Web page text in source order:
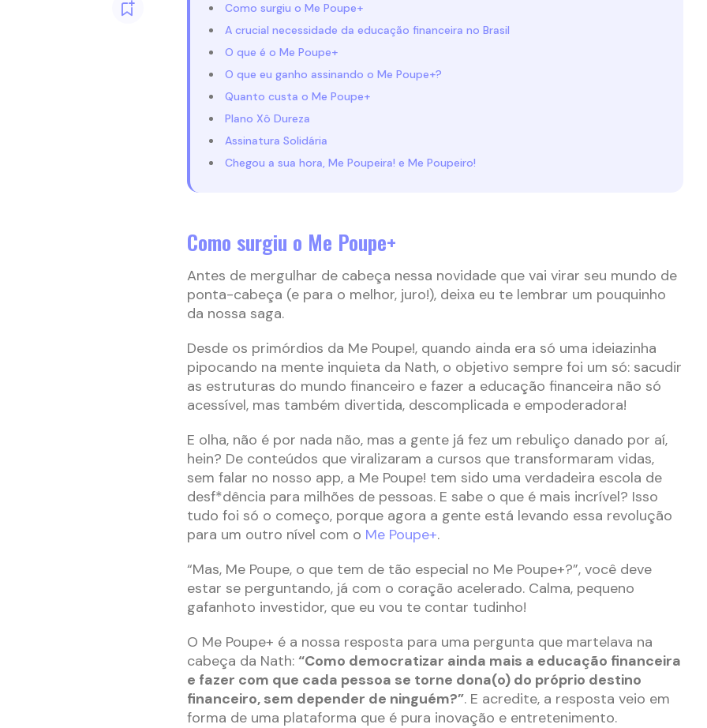
Como surgiu o Me Poupe+
A crucial necessidade da educação financeira no Brasil
O que é o Me Poupe+
O que eu ganho assinando o Me Poupe+?
Quanto custa o Me Poupe+
Plano Xô Dureza
Assinatura Solidária
Chegou a sua hora, Me Poupeira! e Me Poupeiro!
Como surgiu o Me Poupe+
Antes de mergulhar de cabeça nessa novidade que vai virar seu mundo de
ponta-cabeça (e para o melhor, juro!), deixa eu te lembrar um pouquinho
da nossa saga.
Desde os primórdios da Me Poupe!, quando ainda era só uma ideiazinha
pipocando na mente inquieta da Nath, o objetivo sempre foi um só: sacudir
as estruturas do mundo financeiro e fazer a educação financeira não só
acessível, mas também divertida, descomplicada e empoderadora!
E olha, não é por nada não, mas a gente já fez um rebuliço danado por aí,
hein? De conteúdos que viralizaram a cursos que transformaram vidas,
sem falar no nosso app, a Me Poupe! tem sido uma verdadeira escola de
desf*dência para milhões de pessoas. E sabe o que é mais incrível? Isso
tudo foi só o começo, porque agora a gente está levando essa revolução
para um outro nível com o Me Poupe+.
“Mas, Me Poupe, o que tem de tão especial no Me Poupe+?”, você deve
estar se perguntando, já com o coração acelerado. Calma, pequeno
gafanhoto investidor, que eu vou te contar tudinho!
O Me Poupe+ é a nossa resposta para uma pergunta que martelava na
cabeça da Nath: “Como democratizar ainda mais a educação financeira
e fazer com que cada pessoa se torne dona(o) do próprio destino
financeiro, sem depender de ninguém?”. E acredite, a resposta veio em
forma de uma plataforma que é pura inovação e entretenimento.